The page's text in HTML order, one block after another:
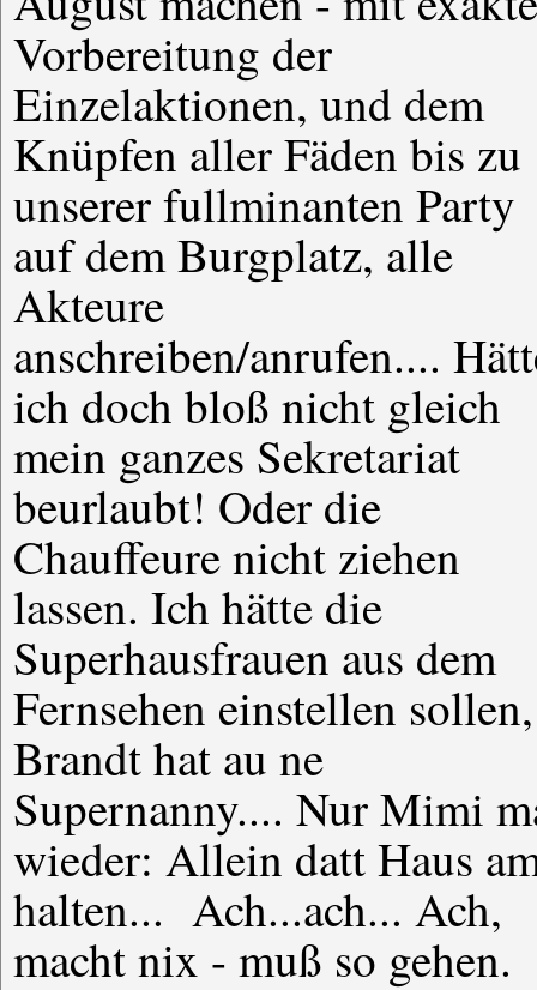
Vorbereitung der
Einzelaktionen, und dem
Knüpfen aller Fäden bis zu
unserer fullminanten Party
auf dem Burgplatz, alle
Akteure
anschreiben/anrufen....
ich doch bloß nicht gleich
mein ganzes Sekretariat
beurlaubt! Oder die
Chauffeure nicht ziehen
lassen. Ich hätte die
Superhausfrauen aus dem
Fernsehen einstellen sollen,
Brandt hat au ne
Supernanny.... Nur Mimi
wieder: Allein datt Haus
halten... Ach...ach... Ach,
macht nix - muß so gehen.